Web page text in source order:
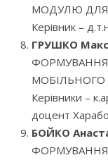
МОДУЛЮ ДЛЯ
Керівник –
ГРУШКО
МОБІЛЬНОГО
Керівники –
доцент
БОЙКО
ФОРМУВАННЯ